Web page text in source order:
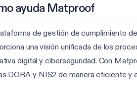
ayuda Matproof
de gestión de cumplimiento
una visión unificada de los
digital y ciberseguridad. Con
DORA y NIS2 de manera eficiente y